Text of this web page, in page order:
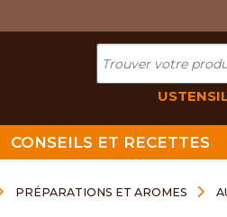
CONSEILS ET RECETTES
PRÉPARATIONS ET AROMES